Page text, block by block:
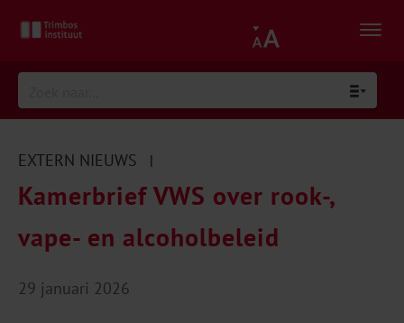
EXTERN NIEUWS |
Kamerbrief VWS over rook-,
vape- en alcoholbeleid
29 januari 2026